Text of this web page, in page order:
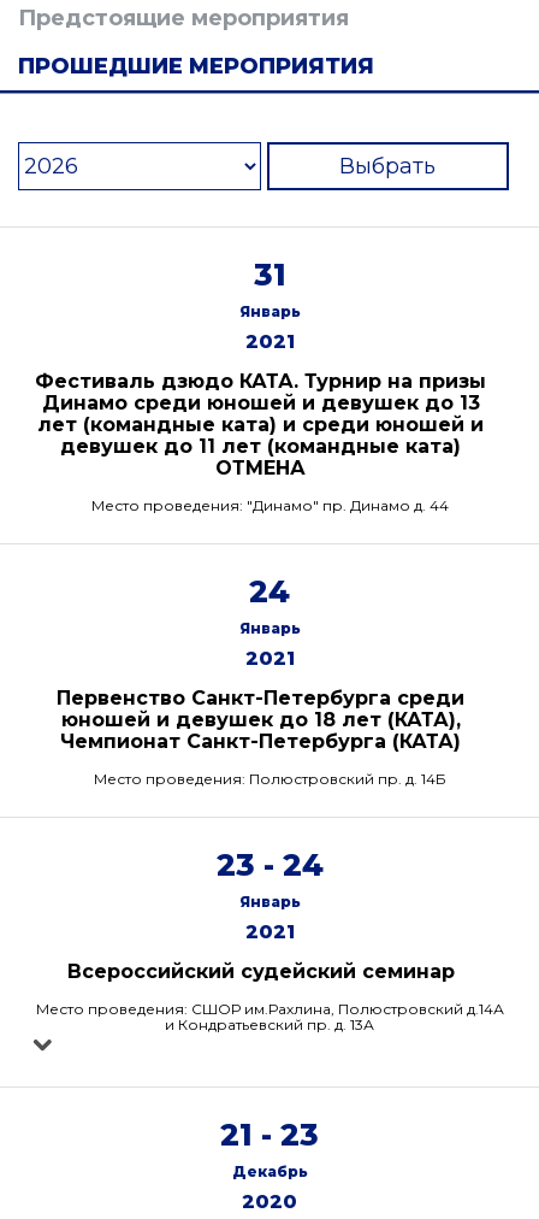
Предстоящие мероприятия
ПРОШЕДШИЕ МЕРОПРИЯТИЯ
Выбрать
31
Январь
2021
Фестиваль дзюдо КАТА. Турнир на призы
Динамо среди юношей и девушек до 13
лет (командные ката) и среди юношей и
девушек до 11 лет (командные ката)
ОТМЕНА
Место проведения: "Динамо" пр. Динамо д. 44
24
Январь
2021
Первенство Санкт-Петербурга среди
юношей и девушек до 18 лет (КАТА),
Чемпионат Санкт-Петербурга (КАТА)
Место проведения: Полюстровский пр. д. 14Б
23 - 24
Январь
2021
Всероссийский судейский семинар
Место проведения: СШОР им.Рахлина, Полюстровский д.14А
и Кондратьевский пр. д. 13А
21 - 23
Декабрь
2020